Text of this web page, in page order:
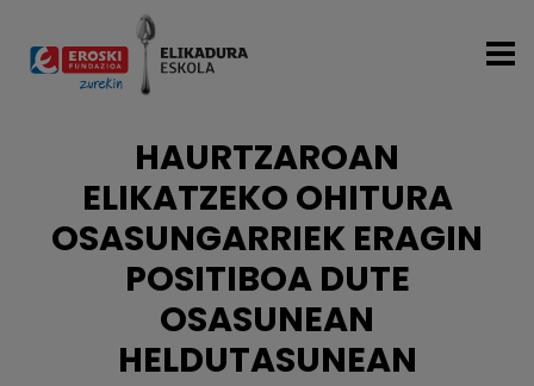
Skip to main content
HAURTZAROAN
ELIKATZEKO OHITURA
OSASUNGARRIEK ERAGIN
POSITIBOA DUTE
OSASUNEAN
HELDUTASUNEAN